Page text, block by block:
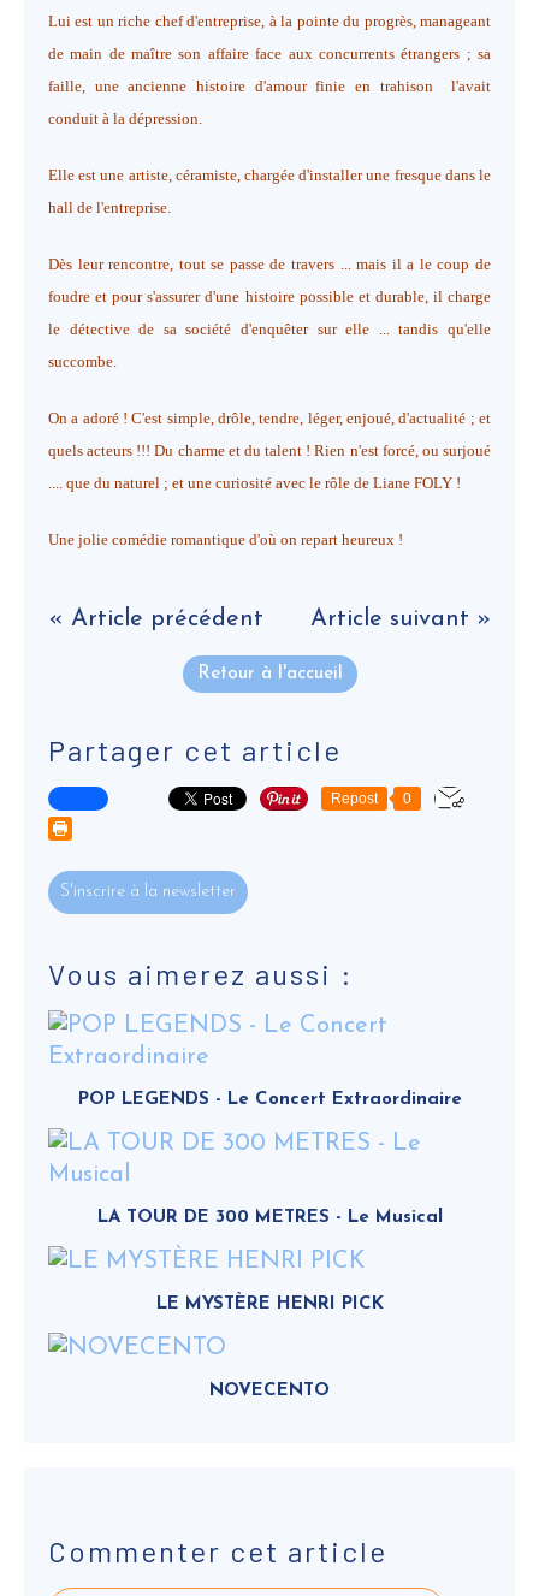
Lui est un riche chef d'entreprise, à la pointe du progrès, manageant
de main de maître son affaire face aux concurrents étrangers ; sa
faille, une ancienne histoire d'amour finie en trahison l'avait
conduit à la dépression.
Elle est une artiste, céramiste, chargée d'installer une fresque dans le
hall de l'entreprise.
Dès leur rencontre, tout se passe de travers ... mais il a le coup de
foudre et pour s'assurer d'une histoire possible et durable, il charge
le détective de sa société d'enquêter sur elle ... tandis qu'elle
succombe.
On a adoré ! C'est simple, drôle, tendre, léger, enjoué, d'actualité ; et
quels acteurs !!! Du charme et du talent ! Rien n'est forcé, ou surjoué
.... que du naturel ; et une curiosité avec le rôle de Liane FOLY !
Une jolie comédie romantique d'où on repart heureux !
« Article précédent Article suivant »
Retour à l'accueil
Partager cet article
Repost 0
S'inscrire à la newsletter
Vous aimerez aussi :
POP LEGENDS - Le Concert Extraordinaire
LA TOUR DE 300 METRES - Le Musical
LE MYSTÈRE HENRI PICK
NOVECENTO
Commenter cet article